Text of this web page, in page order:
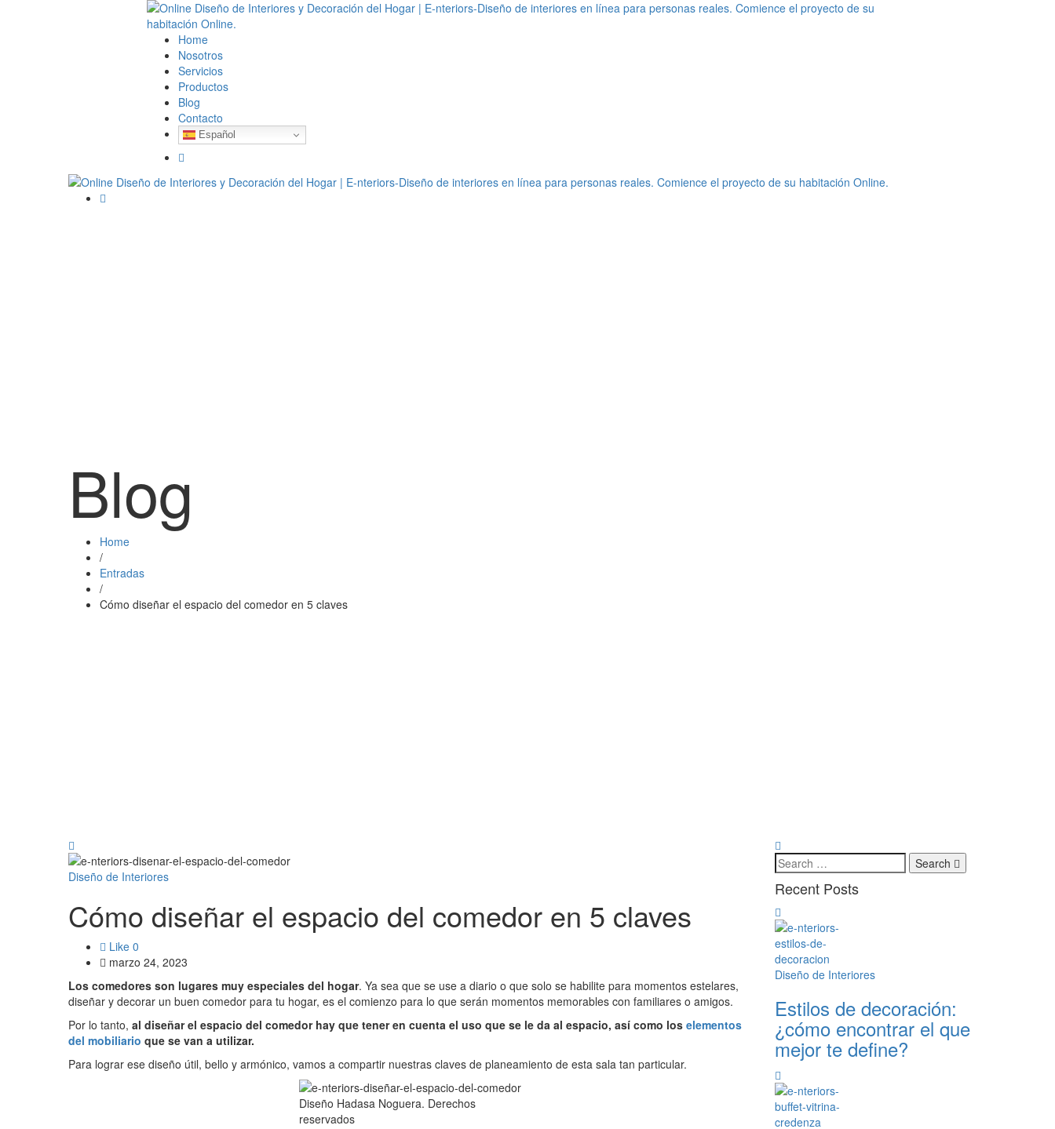
Home
Nosotros
Servicios
Productos
Blog
Contacto
Español
Blog
Home
/
Entradas
/
Cómo diseñar el espacio del comedor en 5 claves
Diseño de Interiores
Cómo diseñar el espacio del comedor en 5 claves
Like 0
marzo 24, 2023
Los comedores son lugares muy especiales del hogar. Ya sea que se use a diario o que solo se habilite para momentos estelares,
diseñar y decorar un buen comedor para tu hogar, es el comienzo para lo que serán momentos memorables con familiares o amigos.
Por lo tanto, al diseñar el espacio del comedor hay que tener en cuenta el uso que se le da al espacio, así como los elementos
del mobiliario que se van a utilizar.
Para lograr ese diseño útil, bello y armónico, vamos a compartir nuestras claves de planeamiento de esta sala tan particular.
Diseño Hadasa Noguera. Derechos
reservados
Search
Recent Posts
Diseño de Interiores
Estilos de decoración:
¿cómo encontrar el que
mejor te define?